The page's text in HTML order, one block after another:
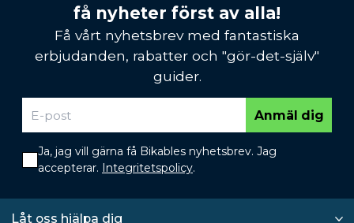
få nyheter först av alla!
Få vårt nyhetsbrev med fantastiska
erbjudanden, rabatter och "gör-det-själv"
guider.
Anmäl dig
Ja, jag vill gärna få Bikables nyhetsbrev. Jag
accepterar. Integritetspolicy.
Låt oss hjälpa dig